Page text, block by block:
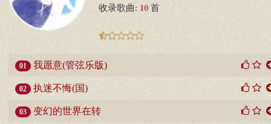
收录歌曲: 10 首
01 我愿意(管弦乐版)
02 执迷不悔(国)
03 变幻的世界在转